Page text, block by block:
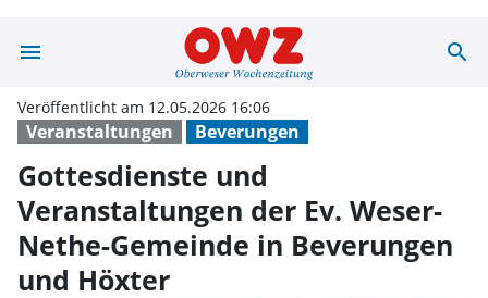
menu Gottesdienstesearch
Veranstaltungen Beverungen
Veröffentlicht am 12.05.2026 16:06
Gottesdienste und
Veranstaltungen der Ev. Weser-
Nethe-Gemeinde in Beverungen
und Höxter